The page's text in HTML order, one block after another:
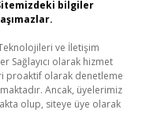
bilgiler
ve İletişim
Sağlayıcı olarak hizmet
proaktif olarak denetleme
Ancak, üyelerimiz
olup, siteye üye olarak